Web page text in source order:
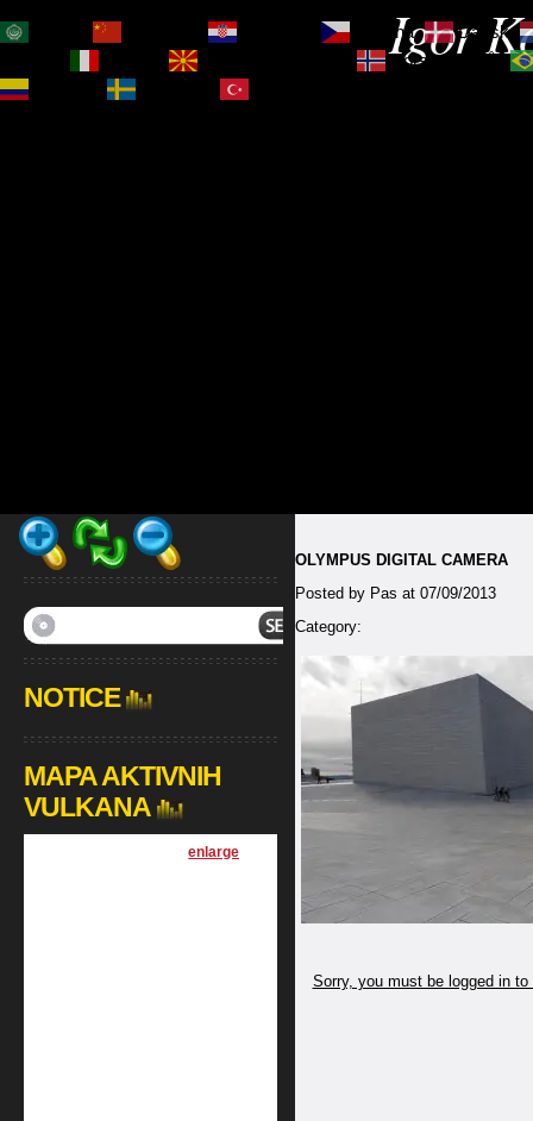
Igor
OLYMPUS DIGITAL CAMERA
Posted by Pas at 07/09/2013
Category:
Sorry, you must be logged in
NOTICE
MAPA AKTIVNIH
VULKANA
[enlarge
Čeština‎
Dansk
Norsk bokmål